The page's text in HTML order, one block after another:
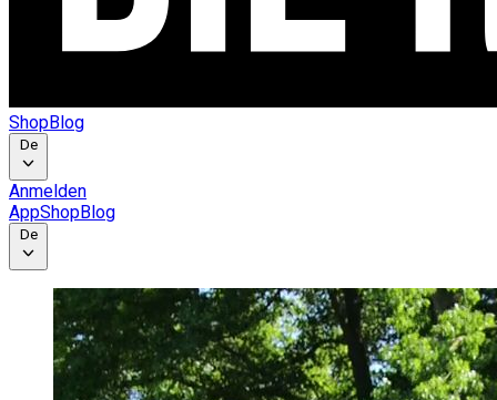
ShopBlog
De
Anmelden
AppShopBlog
De